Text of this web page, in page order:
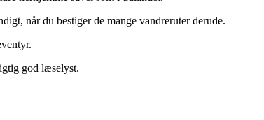
når du bestiger de mange vandreruter derude.
god læselyst.